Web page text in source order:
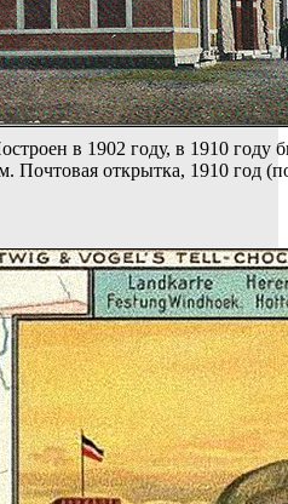
в 1902 году, в 1910 году
Почтовая открытка, 1910 год